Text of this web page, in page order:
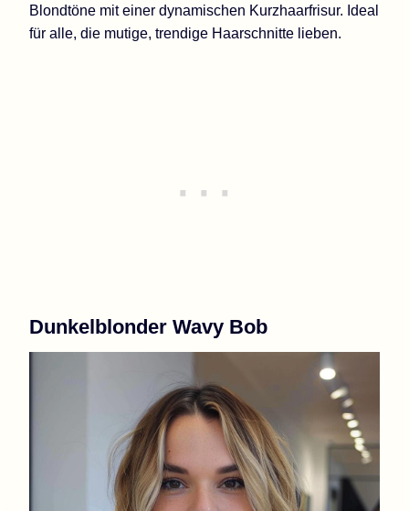
Blondtöne mit einer dynamischen Kurzhaarfrisur. Ideal
für alle, die mutige, trendige Haarschnitte lieben.
Dunkelblonder Wavy Bob